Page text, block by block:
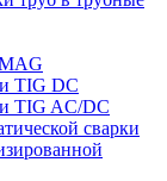
TIG DC
TIG AC/DC
сварки